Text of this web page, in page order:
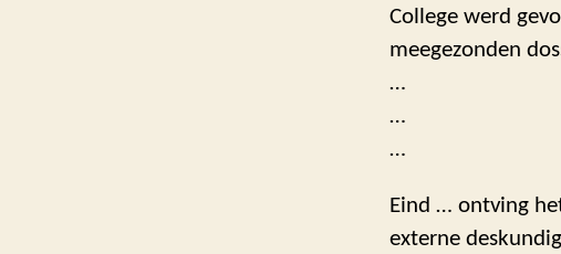
College werd
meegezonden
…
…
…
Eind … ontving
externe